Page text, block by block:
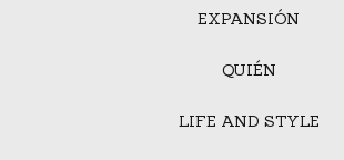
EXPANSIÓN
QUIÉN
LIFE AND STYLE